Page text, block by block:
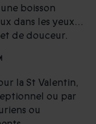
boisson
dans les yeux…
de douceur.
la St Valentin,
ou par
ou